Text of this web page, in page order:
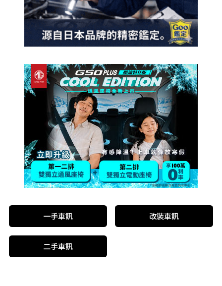
一手車訊 改裝車訊
二手車訊